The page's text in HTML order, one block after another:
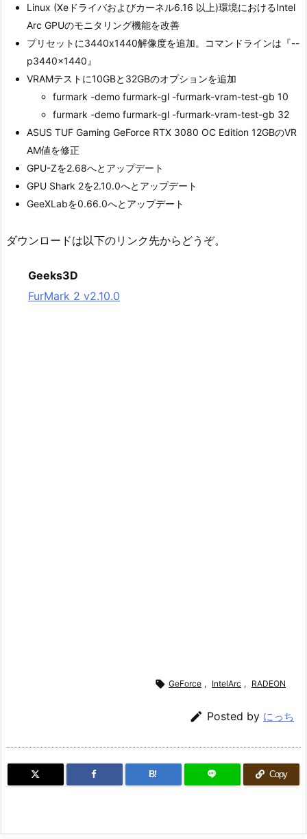
Linux (Xeドライバおよびカーネル6.16 以上)環境におけるIntel
Arc GPUのモニタリング機能を改善
プリセットに3440x1440解像度を追加。コマンドラインは『--
p3440x1440』
VRAMテストに10GBと32GBのオプションを追加
furmark -demo furmark-gl -furmark-vram-test-gb 10
furmark -demo furmark-gl -furmark-vram-test-gb 32
ASUS TUF Gaming GeForce RTX 3080 OC Edition 12GBのVR
AM値を修正
GPU-Zを2.68へとアップデート
GPU Shark 2を2.10.0へとアップデート
GeeXLabを0.66.0へとアップデート
ダウンロードは以下のリンク先からどうぞ。
Geeks3D
FurMark 2 v2.10.0
 GeForce , IntelArc , RADEON
 Posted by にっち
B! Copy